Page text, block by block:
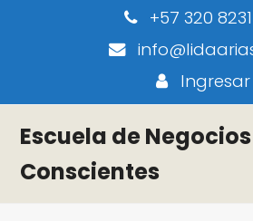
+57 320
Ingresar
Escuela de Negocios
Conscientes